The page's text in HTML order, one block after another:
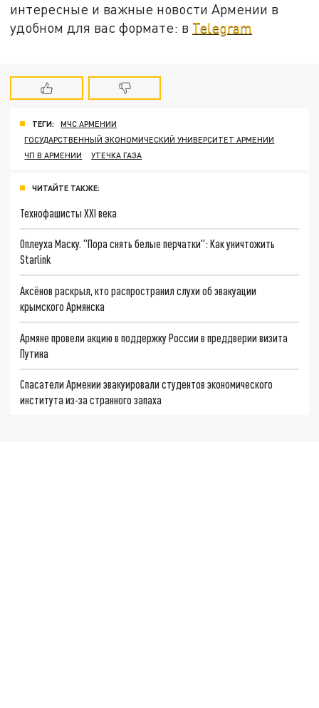
интересные и важные новости Армении в
удобном для вас формате: в Telegram
ТЕГИ:
МЧС АРМЕНИИ
ГОСУДАРСТВЕННЫЙ ЭКОНОМИЧЕСКИЙ УНИВЕРСИТЕТ АРМЕНИИ
ЧП В АРМЕНИИ
УТЕЧКА ГАЗА
ЧИТАЙТЕ ТАКЖЕ:
Технофашисты XXI века
Оплеуха Маску. "Пора снять белые перчатки": Как уничтожить
Starlink
Аксёнов раскрыл, кто распространил слухи об эвакуации
крымского Армянска
Армяне провели акцию в поддержку России в преддверии визита
Путина
Спасатели Армении эвакуировали студентов экономического
института из-за странного запаха